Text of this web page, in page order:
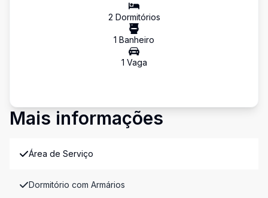
2 Dormitórios
1 Banheiro
1 Vaga
Mais informações
Área de Serviço
Dormitório com Armários